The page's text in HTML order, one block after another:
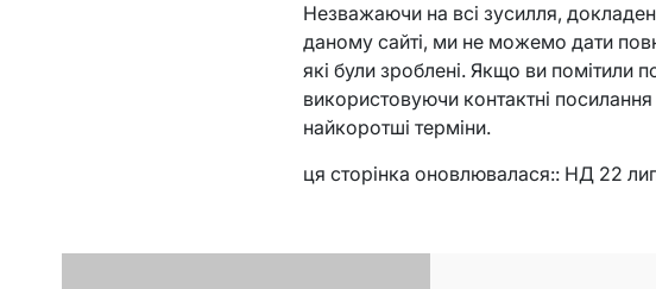
Незважаючи на всі зусилля,
даному сайті, ми не можемо дати
які були зроблені. Якщо ви помітили
використовуючи контактні посилання
найкоротші терміни.
ця сторінка оновлювалася:: НД 22